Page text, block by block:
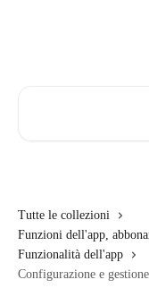
Tutte le collezioni
Funzioni dell'app,
Funzionalità dell'app
Configurazione e